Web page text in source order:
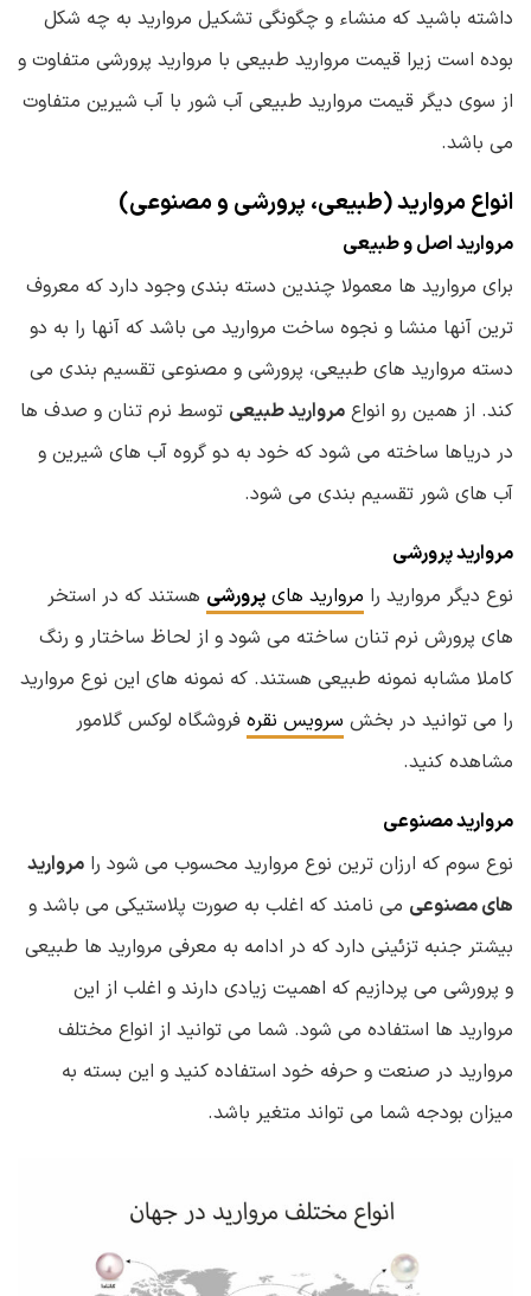
داشته باشید که منشاء و چگونگی تشکیل مروارید به چه شکل
بوده است زیرا قیمت مروارید طبیعی با مروارید پرورشی متفاوت و
از سوی دیگر قیمت مروارید طبیعی آب شور با آب شیرین متفاوت
می باشد.
انواع مروارید (طبیعی، پرورشی و مصنوعی)
مروارید اصل و طبیعی
برای مروارید ها معمولا چندین دسته بندی وجود دارد که معروف
ترین آنها منشا و نجوه ساخت مروارید می باشد که آنها را به دو
دسته مروارید های طبیعی، پرورشی و مصنوعی تقسیم بندی می
کند. از همین رو انواع مروارید طبیعی توسط نرم تنان و صدف ها
در دریاها ساخته می شود که خود به دو گروه آب های شیرین و
آب های شور تقسیم بندی می شود.
مروارید پرورشی
نوع دیگر مروارید را مروارید های پرورشی هستند که در استخر
های پرورش نرم تنان ساخته می شود و از لحاظ ساختار و رنگ
کاملا مشابه نمونه طبیعی هستند. که نمونه های این نوع مروارید
را می توانید در بخش سرویس نقره فروشگاه لوکس گلامور
مشاهده کنید.
مروارید مصنوعی
نوع سوم که ارزان ترین نوع مروارید محسوب می شود را مروارید
های مصنوعی می نامند که اغلب به صورت پلاستیکی می باشد و
بیشتر جنبه تزئینی دارد که در ادامه به معرفی مروارید ها طبیعی
و پرورشی می پردازیم که اهمیت زیادی دارند و اغلب از این
مروارید ها استفاده می شود. شما می توانید از انواع مختلف
مروارید در صنعت و حرفه خود استفاده کنید و این بسته به
میزان بودجه شما می تواند متغیر باشد.